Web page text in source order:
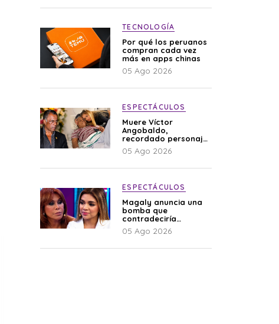
TECNOLOGÍA
Por qué los peruanos
compran cada vez
más en apps chinas
05 Ago 2026
ESPECTÁCULOS
Muere Víctor
Angobaldo,
recordado personaje
de la farándula y
expareja de Shirley
05 Ago 2026
ESPECTÁCULOS
Magaly anuncia una
bomba que
contradeciría
comunicado de La
Bella Luz: “Hay un
05 Ago 2026